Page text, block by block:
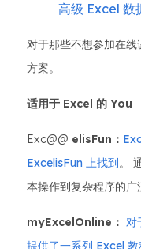
高级 Excel 数
对于那些不想参加在
方案。
适用于 Excel 的 You
Exc@@ elisFun：
ExcelisFun 上找到。
本操作到复杂程序的广
myExcelOnline： 对
提供了一系列 Excel